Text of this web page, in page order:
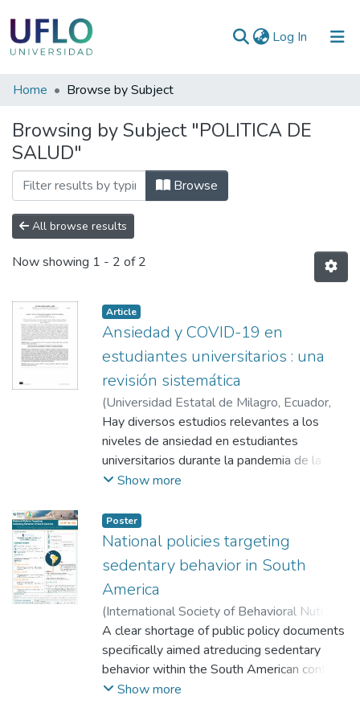
Log In (current)
Communities
Collections
All of RIUFLO
Home Browse by Subject
Browsing by Subject "POLITICA DE
SALUD"
Browse
All browse results
Now showing 1 - 2 of 2
Article
Ansiedad y COVID-19 en
estudiantes universitarios : una
revisión sistemática
(Universidad Estatal de Milagro, Ecuador,
2022-05)Cortina Rodríguez, Gustavo G.
Hay diversos estudios relevantes a los
niveles de ansiedad en estudiantes
universitarios durante la pandemia de la
enfermedad COVID-19. En este trabajo de
considerable información para el análisis
sistemático de descubrimientos científicos
por parte de una diversidad de
profesionales de la salud donde exponen
varios resultados sobre el tema en
consideración. Se revisaron y analizaron 71
artículos obtenidos de REDIB, SciELO,
PUBMED y Portal Regional en Salud
Organización Panamericana de la Salud
vinculadas al constructo de: Ansiedad en los
Show more
Poster
National policies targeting
sedentary behavior in South
America
(International Society of Behavioral Nutrition
and Physical Activity,2026)Alves Dos
Santos Pinheiro, Ingrid Kelly; Martins, J.;
Roia, Gabriela;Cortinez-O’Ryan, Andrea
Ramírez Varela, A.
A clear shortage of public policy documents
specifically aimed atreducing sedentary
behavior within the South American context.
A confusion regarding the definition of the
Show more